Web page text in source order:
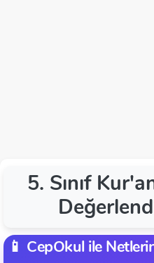
5. Sınıf
📱 CepOkul ile